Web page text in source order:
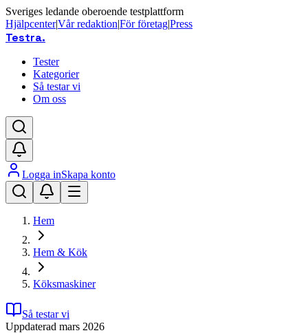
Sveriges ledande oberoende testplattform
Hjälpcenter|Vår redaktion|För företag|Press
Testra.
Tester
Kategorier
Så testar vi
Om oss
Logga inSkapa konto
Hem
Hem & Kök
Köksmaskiner
Så testar vi
Uppdaterad mars 2026